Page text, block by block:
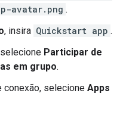
avatar.png .
, insira Quickstart app .
Participar de
em grupo.
conexão, selecione Apps